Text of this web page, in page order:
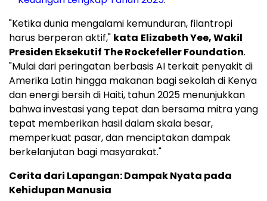
"Ketika dunia mengalami kemunduran, filantropi
harus berperan aktif," kata Elizabeth Yee, Wakil
Presiden Eksekutif The Rockefeller Foundation.
"Mulai dari peringatan berbasis AI terkait penyakit di
Amerika Latin hingga makanan bagi sekolah di Kenya
dan energi bersih di Haiti, tahun 2025 menunjukkan
bahwa investasi yang tepat dan bersama mitra yang
tepat memberikan hasil dalam skala besar,
memperkuat pasar, dan menciptakan dampak
berkelanjutan bagi masyarakat."
Cerita dari Lapangan: Dampak Nyata pada
Kehidupan Manusia